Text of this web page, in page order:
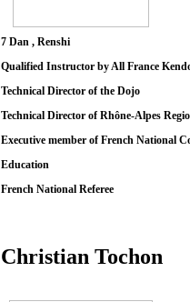
7 Dan , Renshi
Qualified Instructor by All France
Technical Director of the Dojo
Technical Director of Rhône-Alpes
Executive member of French National
Education
French National Referee
Christian Tochon